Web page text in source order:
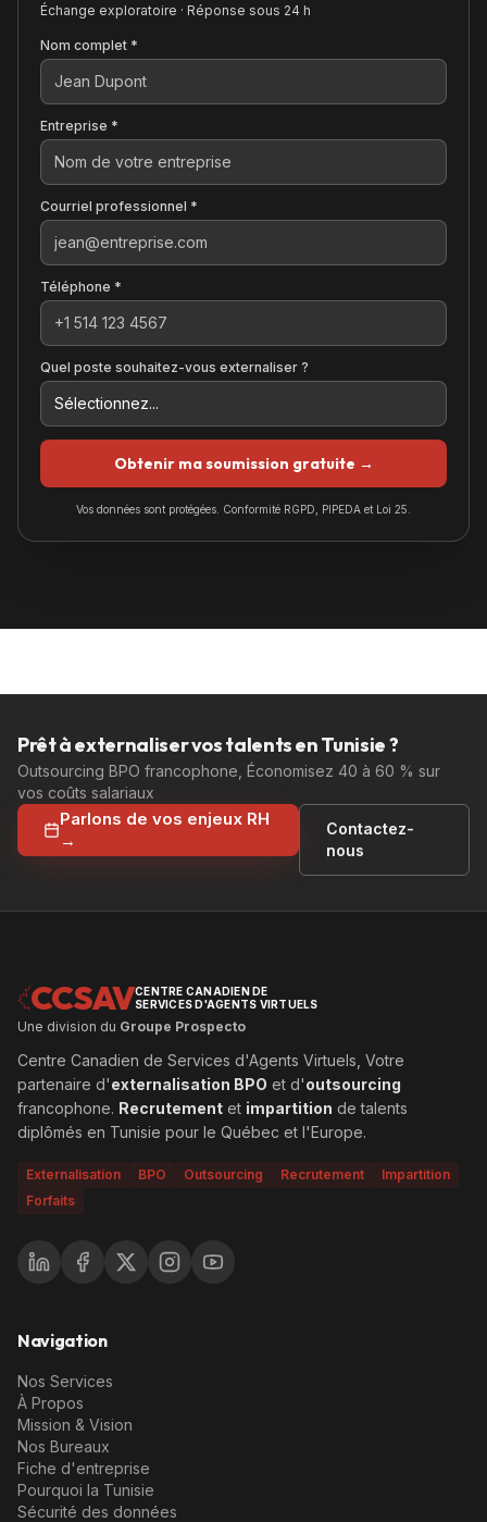
Échange exploratoire · Réponse sous 24 h
Nom complet *
Entreprise *
Courriel professionnel *
Téléphone *
Quel poste souhaitez-vous externaliser ?
Obtenir ma soumission gratuite →
Vos données sont protégées. Conformité RGPD, PIPEDA et Loi 25.
Prêt à externaliser vos talents en Tunisie ?
Outsourcing BPO francophone, Économisez 40 à 60 % sur
vos coûts salariaux
Parlons de vos enjeux RH
→
Contactez-
nous
CCSAVCENTRE CANADIEN DE
SERVICES D'AGENTS VIRTUELS
Une division du Groupe Prospecto
Centre Canadien de Services d'Agents Virtuels, Votre
partenaire d'externalisation BPO et d'outsourcing
francophone. Recrutement et impartition de talents
diplômés en Tunisie pour le Québec et l'Europe.
Externalisation BPO Outsourcing Recrutement
Impartition
Forfaits
Navigation
Nos Services
À Propos
Mission & Vision
Nos Bureaux
Fiche d'entreprise
Pourquoi la Tunisie
Sécurité des données